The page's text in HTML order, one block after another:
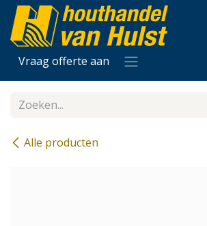
Overslaan naar inhoud
Vraag offerte aan
Alle producten